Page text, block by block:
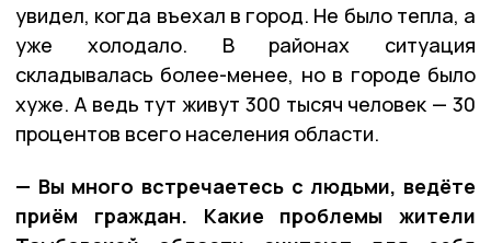
увидел, когда въехал в город. Не было тепла, а
уже холодало. В районах ситуация
складывалась более-менее, но в городе было
хуже. А ведь тут живут 300 тысяч человек — 30
процентов всего населения области.
— Вы много встречаетесь с людьми, ведёте
приём граждан. Какие проблемы жители